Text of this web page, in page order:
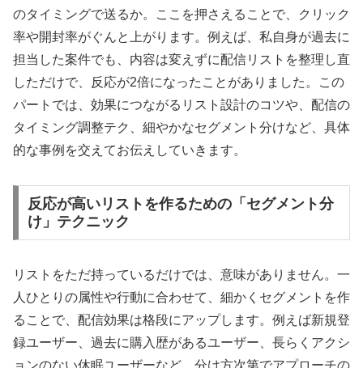
のタイミングで送るか。ここを押さえることで、クリック
率や開封率がぐんと上がります。例えば、私自身が過去に
担当した案件でも、内容は変えずに配信リストを整理し直
しただけで、反応が2倍になったことがありました。この
パートでは、効果につながるリスト設計のコツや、配信の
タイミング調整テク、細やかなセグメント分けなど、具体
的な事例を交えてお伝えしていきます。
反応が高いリストを作るための「セグメント分
け」テクニック
リストをただ持っているだけでは、意味がありません。一
人ひとりの属性や行動に合わせて、細かくセグメントを作
ることで、配信効果は格段にアップします。例えば新規登
録ユーザー、過去に購入歴があるユーザー、長らくアクシ
ョンのない休眠ユーザーなど、分け方次第でアプローチの